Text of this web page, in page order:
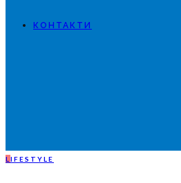
КОНТАКТИ
L IFESTYLE